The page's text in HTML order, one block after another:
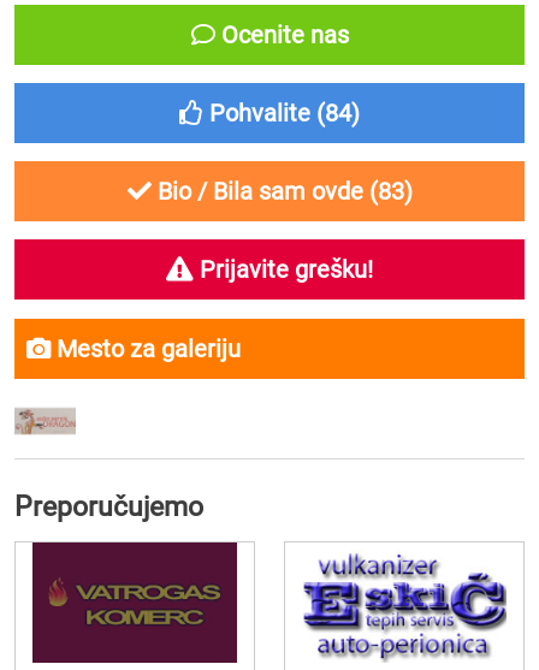
Ocenite nas
Pohvalite (84)
Bio / Bila sam ovde (83)
Prijavite grešku!
Mesto za galeriju
Preporučujemo